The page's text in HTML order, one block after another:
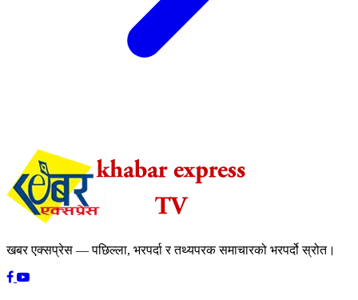
खबर एक्सप्रेस — पछिल्ला, भरपर्दा र तथ्यपरक समाचारको भरपर्दो स्रोत।